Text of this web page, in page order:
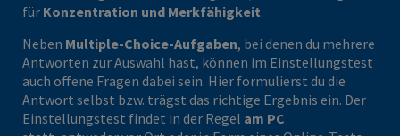
für Konzentration und Merkfähigkeit.
Neben Multiple-Choice-Aufgaben, bei denen du mehrere
Antworten zur Auswahl hast, können im Einstellungstest
auch offene Fragen dabei sein. Hier formulierst du die
Antwort selbst bzw. trägst das richtige Ergebnis ein. Der
Einstellungstest findet in der Regel am PC